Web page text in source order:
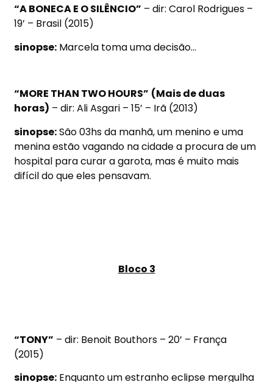
“A BONECA E O SILÊNCIO” – dir: Carol Rodrigues –
19’ – Brasil (2015)
sinopse: Marcela toma uma decisão…
“MORE THAN TWO HOURS” (Mais de duas
horas) – dir: Ali Asgari – 15’ – Irã (2013)
sinopse:São 03hs da manhã, um menino e uma
menina estão vagando na cidade a procura de um
hospital para curar a garota, mas é muito mais
difícil do que eles pensavam.
Bloco 3
“TONY” – dir: Benoit Bouthors – 20’ – França
(2015)
sinopse: Enquanto um estranho eclipse mergulha